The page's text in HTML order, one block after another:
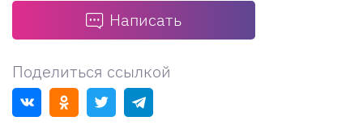
Написать
Поделиться ссылкой